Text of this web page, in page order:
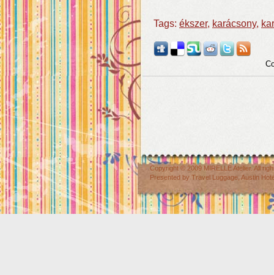
Tags: ékszer, karácsony,
Copyright © 2009 MIRELLE Atelier. All
Presented by Travel Luggage Austin